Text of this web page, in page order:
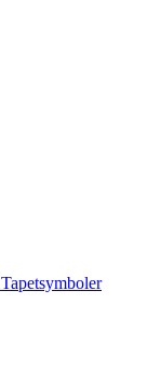
Tapetsymboler